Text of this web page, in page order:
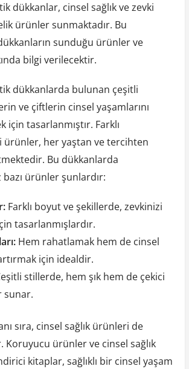
dükkanlar, cinsel sağlık ve zevki
ürünler sunmaktadır. Bu
sunduğu ürünler ve
bilgi verilecektir.
dükkanlarda bulunan çeşitli
ve çiftlerin cinsel yaşamlarını
için tasarlanmıştır. Farklı
ürünler, her yaştan ve tercihten
Bu dükkanlarda
ürünler şunlardır:
Farklı boyut ve şekillerde, zevkinizi
tasarlanmışlardır.
Hem rahatlamak hem de cinsel
için idealdir.
stillerde, hem şık hem de çekici
sunar.
sıra, cinsel sağlık ürünleri de
Koruyucu ürünler ve cinsel sağlık
kitaplar, sağlıklı bir cinsel yaşam